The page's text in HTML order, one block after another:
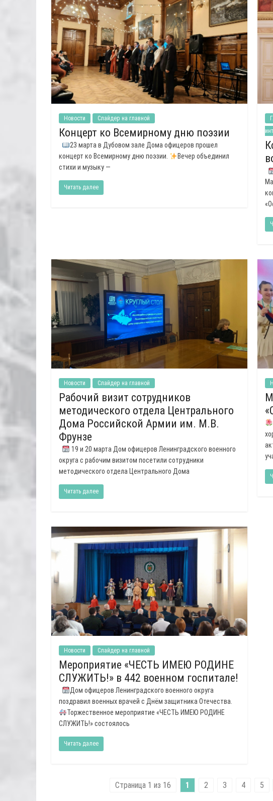
Новости Слайдер на главной
Концерт ко Всемирному дню поэзии
23 марта в Дубовом зале Дома офицеров прошел
концерт ко Всемирному дню поэзии.
Вечер объединил
стихи и музыку —
Читать далее
Новости Слайдер на главной
Рабочий визит сотрудников
методического отдела Центрального
Дома Российской Армии им. М.В.
Фрунзе
19 и 20 марта Дом офицеров Ленинградского военного
округа с рабочим визитом посетили сотрудники
методического отдела Центрального Дома
Читать далее
Новости Слайдер на главной
Мероприятие «ЧЕСТЬ ИМЕЮ РОДИНЕ
СЛУЖИТЬ!» в 442 военном госпитале!
Дом офицеров Ленинградского военного округа
поздравил военных врачей с Днём защитника Отечества.
Торжественное мероприятие «ЧЕСТЬ ИМЕЮ РОДИНЕ
СЛУЖИТЬ!» состоялось
Читать далее
Страница 1 из 16 1 2 3 4 5